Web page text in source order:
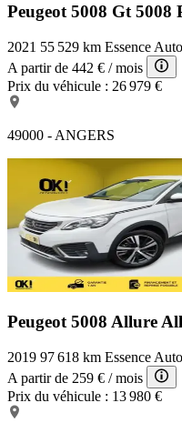
Peugeot 5008 Gt 5008
2021 55 529 km Essence
A partir de 442 € / mois
Prix du véhicule : 26 979 €
49000 - ANGERS
Peugeot 5008 Allure
2019 97 618 km Essence
A partir de 259 € / mois
Prix du véhicule : 13 980 €